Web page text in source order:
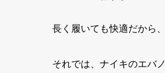
長く履いても快適だから、
それでは、ナイキのエバ